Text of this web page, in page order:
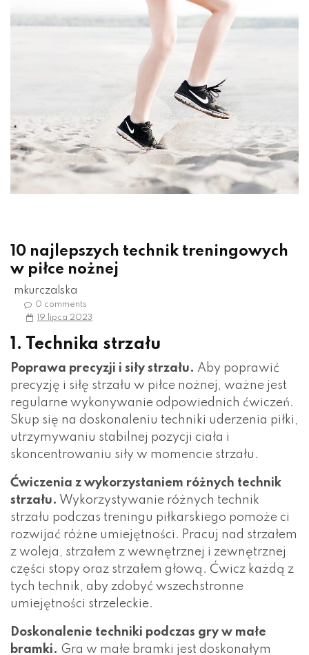
10 najlepszych technik treningowych
w piłce nożnej
mkurczalska
0 comments
19 lipca 2023
1. Technika strzału
Poprawa precyzji i siły strzału. Aby poprawić
precyzję i siłę strzału w piłce nożnej, ważne jest
regularne wykonywanie odpowiednich ćwiczeń.
Skup się na doskonaleniu techniki uderzenia piłki,
utrzymywaniu stabilnej pozycji ciała i
skoncentrowaniu siły w momencie strzału.
Ćwiczenia z wykorzystaniem różnych technik
strzału. Wykorzystywanie różnych technik
strzału podczas treningu piłkarskiego pomoże ci
rozwijać różne umiejętności. Pracuj nad strzałem
z woleja, strzałem z wewnętrznej i zewnętrznej
części stopy oraz strzałem głową. Ćwicz każdą z
tych technik, aby zdobyć wszechstronne
umiejętności strzeleckie.
Doskonalenie techniki podczas gry w małe
bramki. Gra w małe bramki jest doskonałym